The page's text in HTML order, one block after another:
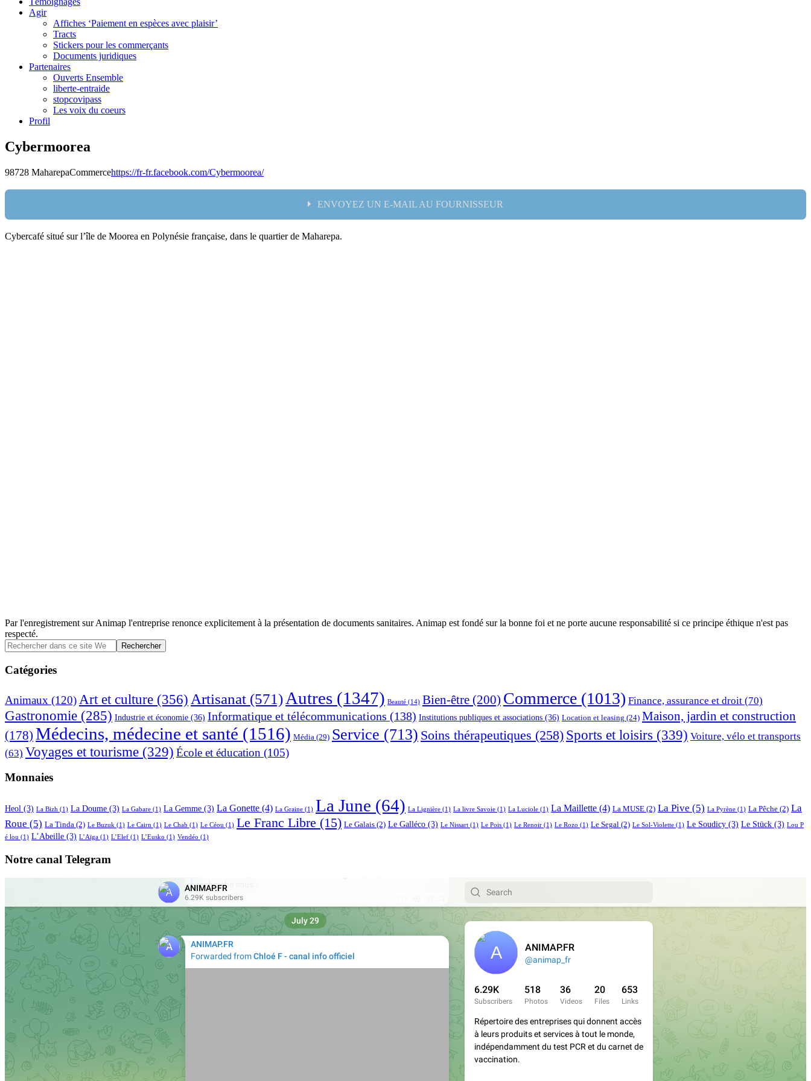
Agir
Affiches ‘Paiement en espèces avec plaisir’
Tracts
Stickers pour les commerçants
Documents juridiques
Partenaires
Ouverts Ensemble
liberte-entraide
stopcovipass
Les voix du coeurs
Profil
Cybermoorea
98728 MaharepaCommercehttps://fr-fr.facebook.com/Cybermoorea/
ENVOYEZ UN E-MAIL AU FOURNISSEUR
Nom:
Cybercafé situé sur l’île de Moorea en Polynésie française, dans le quartier de Maharepa.
Par l'enregistrement sur Animap l'entreprise renonce explicitement à la présentation de documents sanitaires. Animap est fondé sur la bonne foi et ne porte aucune responsabilité si ce principe éthique n'est pas
respecté.
Barre
latérale
principale
Rechercher
dans
ce
site
Catégories
Animaux (120) Art et culture (356) Artisanat (571) Autres (1347) Beauté (14) Bien-être (200) Commerce (1013) Finance, assurance et droit (70)
Gastronomie (285) Industrie et économie (36) Informatique et télécommunications (138) Institutions publiques et associations (36) Location et leasing (24) Maison, jardin et construction
(178) Médecins, médecine et santé (1516) Média (29) Service (713) Soins thérapeutiques (258) Sports et loisirs (339) Voiture, vélo et transports
(63) Voyages et tourisme (329) École et éducation (105)
Monnaies
Heol (3) La Bizh (1) La Doume (3) La Gabare (1) La Gemme (3) La Gonette (4) La Graine (1) La June (64) La Lignière (1) La livre Savoie (1) La Luciole (1) La Maillette (4) La MUSE (2) La Pive (5) La Pyrène (1) La Pêche (2) La
Roue (5) La Tinda (2) Le Buzuk (1) Le Cairn (1) Le Chab (1) Le Céou (1) Le Franc Libre (15) Le Galais (2) Le Galléco (3) Le Nissart (1) Le Pois (1) Le Renoir (1) Le Rozo (1) Le Segal (2) Le Sol-Violette (1) Le Soudicy (3) Le Stück (3) Lou P
é lou (1) L’Abeille (3) L’Aïga (1) L’Elef (1) L’Eusko (1) Vendéo (1)
Notre canal Telegram